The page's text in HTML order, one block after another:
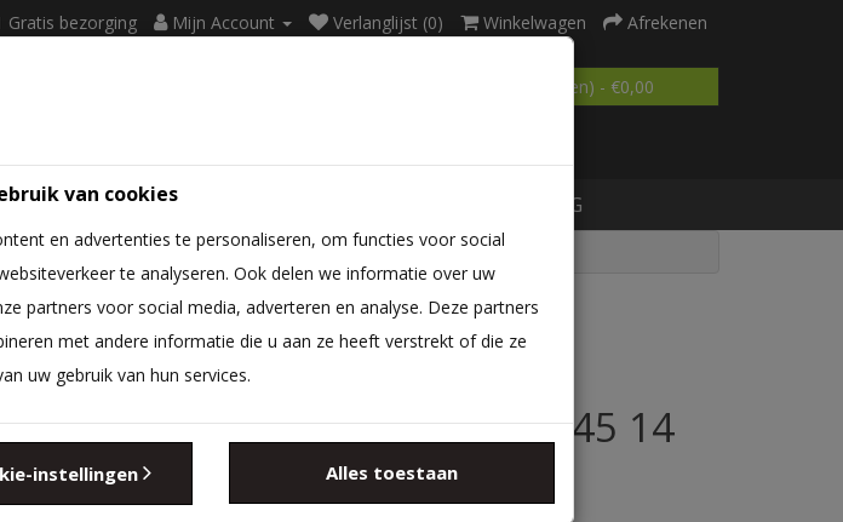
Gratis bezorging Mijn Account Verlanglijst (0) Winkelwagen Afrekenen
0 product(en) - €0,00
BEDTEXTIEL BLOG
KoudschuimHR45 14
cm
van cookies
en advertenties te personaliseren, om functies voor social
te analyseren. Ook delen we informatie over uw
partners voor social media, adverteren en analyse. Deze partners
met andere informatie die u aan ze heeft verstrekt of die ze
uw gebruik van hun services.
instellingen Alles toestaan